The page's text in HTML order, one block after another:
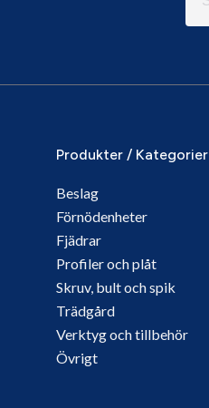
Produkter / Kategorier
Beslag
Förnödenheter
Fjädrar
Profiler och plåt
Skruv, bult och spik
Trädgård
Verktyg och tillbehör
Övrigt